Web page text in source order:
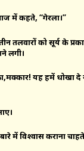
में कहते, ‘‘गेरला।”
तलवारों को सूर्य के
लगी।
यह हमें धोखा दे
विश्वास कराना चाहते